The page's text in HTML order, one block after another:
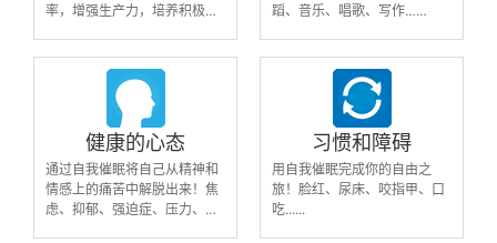
率，增强生产力，培养积极心
蹈、音乐、唱歌、写作……
健康的心态
通过自我催眠将自己从精神和
情感上的痛苦中解脱出来！焦
虑、抑郁、强迫症、压力、担
习惯和障碍
用自我催眠完成你的自由之
旅！脸红、尿床、咬指甲、口
吃......